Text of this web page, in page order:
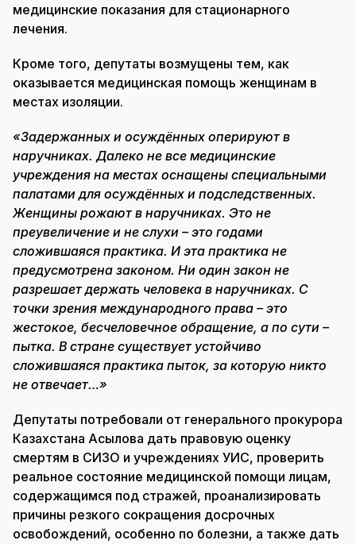
медицинские показания для стационарного
лечения.
Кроме того, депутаты возмущены тем, как
оказывается медицинская помощь женщинам в
местах изоляции.
«Задержанных и осуждённых оперируют в
наручниках. Далеко не все медицинские
учреждения на местах оснащены специальными
палатами для осуждённых и подследственных.
Женщины рожают в наручниках. Это не
преувеличение и не слухи – это годами
сложившаяся практика. И эта практика не
предусмотрена законом. Ни один закон не
разрешает держать человека в наручниках. С
точки зрения международного права – это
жестокое, бесчеловечное обращение, а по сути –
пытка. В стране существует устойчиво
сложившаяся практика пыток, за которую никто
не отвечает…»
Депутаты потребовали от генерального прокурора
Казахстана Асылова дать правовую оценку
смертям в СИЗО и учреждениях УИС, проверить
реальное состояние медицинской помощи лицам,
содержащимся под стражей, проанализировать
причины резкого сокращения досрочных
освобождений, особенно по болезни, а также дать